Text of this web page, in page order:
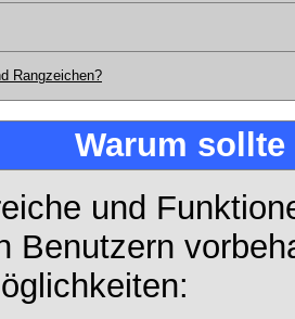
Rangzeichen?
Warum
und
Benutzern